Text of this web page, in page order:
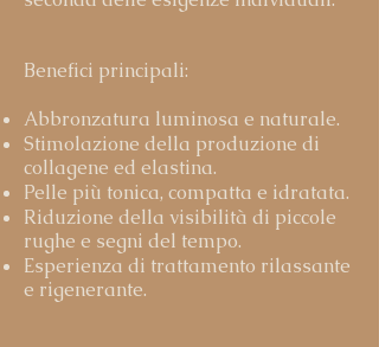
Benefici principali:
Abbronzatura luminosa e naturale.
Stimolazione della produzione di
collagene ed elastina.
Pelle più tonica, compatta e idratata.
Riduzione della visibilità di piccole
rughe e segni del tempo.
Esperienza di trattamento rilassante
e rigenerante.